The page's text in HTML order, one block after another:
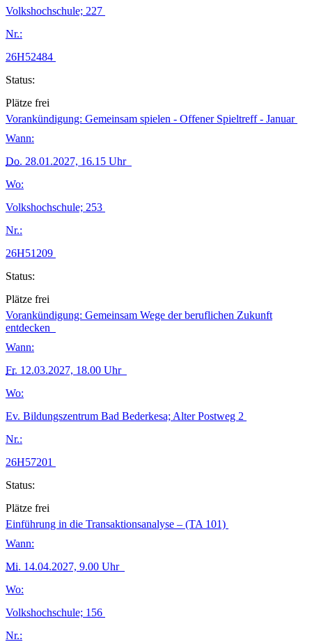
Volkshochschule; 227
Nr.:
26H52484
Status:
Plätze frei
Vorankündigung: Gemeinsam spielen - Offener Spieltreff - Januar
Wann:
Do. 28.01.2027, 16.15 Uhr
Wo:
Volkshochschule; 253
Nr.:
26H51209
Status:
Plätze frei
Vorankündigung: Gemeinsam Wege der beruflichen Zukunft
entdecken
Wann:
Fr. 12.03.2027, 18.00 Uhr
Wo:
Ev. Bildungszentrum Bad Bederkesa; Alter Postweg 2
Nr.:
26H57201
Status:
Plätze frei
Einführung in die Transaktionsanalyse – (TA 101)
Wann:
Mi. 14.04.2027, 9.00 Uhr
Wo:
Volkshochschule; 156
Nr.: